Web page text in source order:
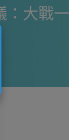
：大戰